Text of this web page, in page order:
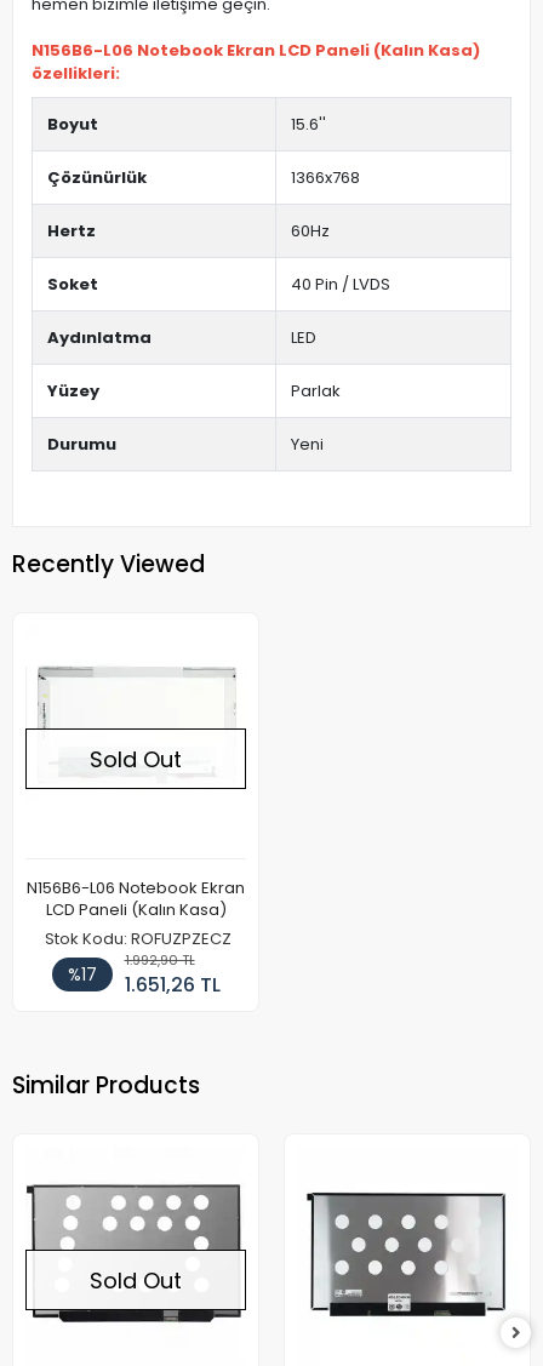
N156B6-L06 Notebook Ekran LCD Paneli (Kalın Kasa)
özellikleri:
Boyut 15.6''
Çözünürlük 1366x768
Hertz 60Hz
Soket 40 Pin / LVDS
Aydınlatma LED
Yüzey Parlak
Durumu Yeni
Recently Viewed
Sold Out
N156B6-L06 Notebook Ekran
LCD Paneli (Kalın Kasa)
Stok Kodu: ROFUZPZECZ
%17
1.992,90 TL
1.651,26 TL
Similar Products
Sold Out